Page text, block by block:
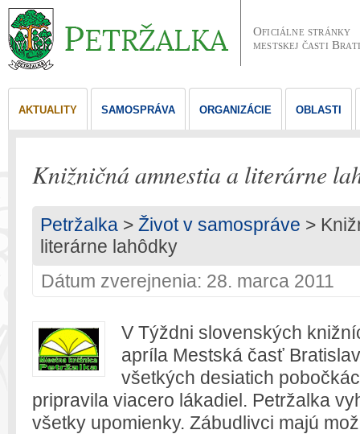
Oficiálne stránky
mestskej časti
AKTUALITY SAMOSPRÁVA ORGANIZÁCIE OBLASTI
Knižničná amnestia a literárne
Petržalka > Život v samospráve >
literárne lahôdky
Dátum zverejnenia: 28. marca 2011
V Týždni slovenských
apríla Mestská časť
všetkých desiatich
pripravila viacero lákadiel. Petržalka
všetky upomienky. Zábudlivci majú